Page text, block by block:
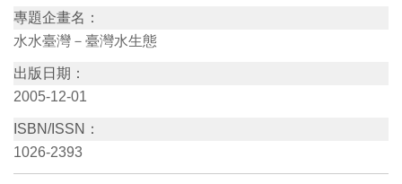
覽
資
訊
教
育
專題企畫名：
水水臺灣－臺灣水生態
出版日期：
2005-12-01
ISBN/ISSN：
1026-2393